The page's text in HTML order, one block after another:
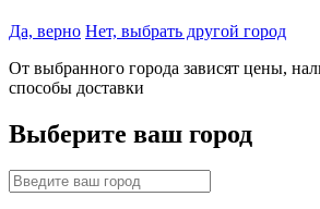
Да, верно Нет, выбрать другой город
От выбранного города зависят цены,
способы доставки
Выберите ваш город